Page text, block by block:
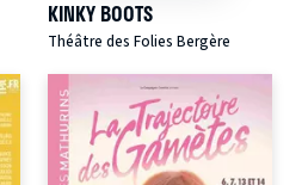
KINKY BOOTS
Théâtre des Folies Bergère